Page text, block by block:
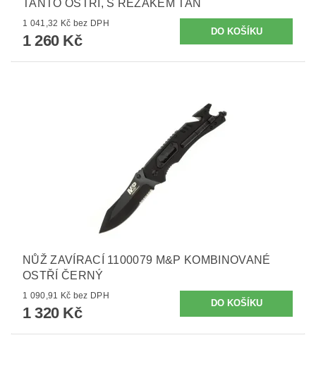
TANTO OSTŘÍ, S ŘEZÁKEM TAN
1 041,32 Kč bez DPH
1 260 Kč
NŮŽ ZAVÍRACÍ 1100079 M&P KOMBINOVANÉ
OSTŘÍ ČERNÝ
1 090,91 Kč bez DPH
1 320 Kč